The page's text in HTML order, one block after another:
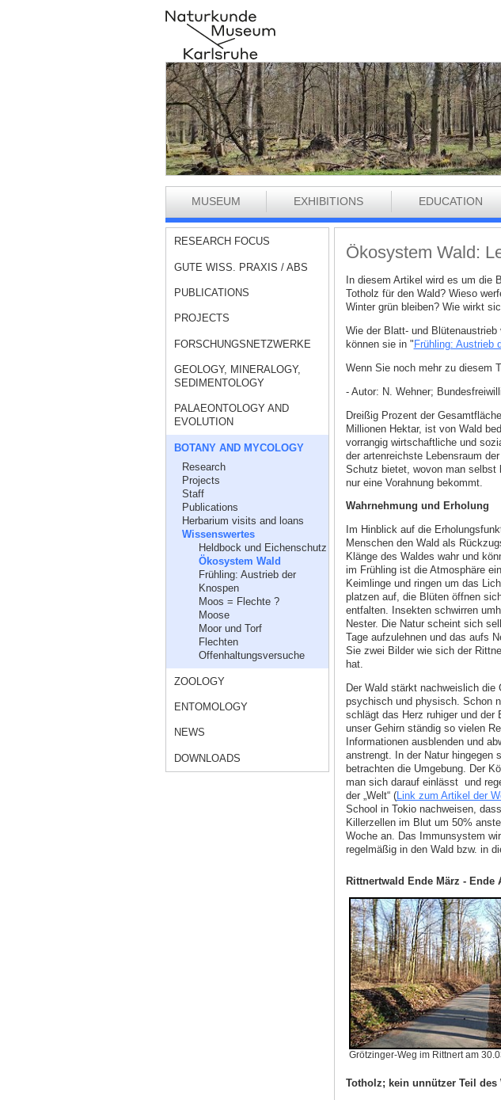
MUSEUM EXHIBITIONS EDUCATION
RESEARCH FOCUS
GUTE WISS. PRAXIS / ABS
PUBLICATIONS
PROJECTS
FORSCHUNGSNETZWERKE
GEOLOGY, MINERALOGY,
SEDIMENTOLOGY
PALAEONTOLOGY AND
EVOLUTION
BOTANY AND MYCOLOGY
Research
Projects
Staff
Publications
Herbarium visits and loans
Wissenswertes
Heldbock und Eichenschutz
Ökosystem Wald
Frühling: Austrieb der
Knospen
Moos = Flechte ?
Moose
Moor und Torf
Flechten
Offenhaltungsversuche
ZOOLOGY
ENTOMOLOGY
NEWS
DOWNLOADS
Ökosystem Wald:
In diesem Artikel wird es um die
Totholz für den Wald? Wieso
Winter grün bleiben? Wie wirkt
Wie der Blatt- und
können sie in " Frühling: Austrieb
Wenn Sie noch mehr zu diesem
- Autor: N. Wehner;
Dreißig Prozent der
Millionen Hektar, ist von Wald
vorrangig wirtschaftliche und
der artenreichste Lebensraum
Schutz bietet, wovon man selbst
nur eine Vorahnung bekommt.
Wahrnehmung und Erholung
Im Hinblick auf die
Menschen den Wald als
Klänge des Waldes wahr und
im Frühling ist die Atmosphäre
Keimlinge und ringen um das
platzen auf, die Blüten öffnen
entfalten. Insekten schwirren
Nester. Die Natur scheint sich
Tage aufzulehnen und das aufs
Sie zwei Bilder wie sich der
hat.
Der Wald stärkt nachweislich
psychisch und physisch. Schon
schlägt das Herz ruhiger und
unser Gehirn ständig so vielen
Informationen ausblenden und
anstrengt. In der Natur hingegen
betrachten die Umgebung. Der
man sich darauf einlässt und
der „Welt“ (Link zum Artikel der
School in Tokio nachweisen,
Killerzellen im Blut um 50%
Woche an. Das Immunsystem
regelmäßig in den Wald bzw. in
Rittnertwald Ende März - Ende
Grötzinger-Weg im Rittnert am
Totholz; kein unnützer Teil des